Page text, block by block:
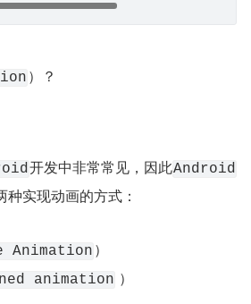
）？
开发中非常常见，因此Android
实现动画的方式：
Animation ）
animation ）